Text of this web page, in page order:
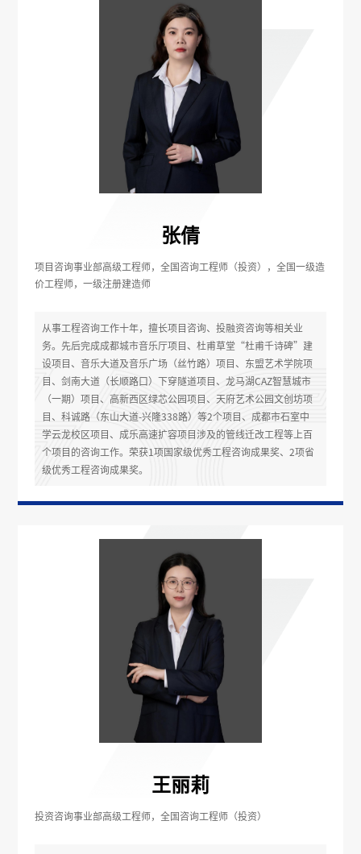
张倩
项目咨询事业部高级工程师，全国咨询工程师（投资），全国一级造
价工程师，一级注册建造师
从事工程咨询工作十年，擅长项目咨询、投融资咨询等相关业
务。先后完成成都城市音乐厅项目、杜甫草堂“杜甫千诗碑”建
设项目、音乐大道及音乐广场（丝竹路）项目、东盟艺术学院项
目、剑南大道（长顺路口）下穿隧道项目、龙马湖CAZ智慧城市
（一期）项目、高新西区绿芯公园项目、天府艺术公园文创坊项
目、科诚路（东山大道-兴隆338路）等2个项目、成都市石室中
学云龙校区项目、成乐高速扩容项目涉及的管线迁改工程等上百
个项目的咨询工作。荣获1项国家级优秀工程咨询成果奖、2项省
级优秀工程咨询成果奖。
王丽莉
投资咨询事业部高级工程师，全国咨询工程师（投资）